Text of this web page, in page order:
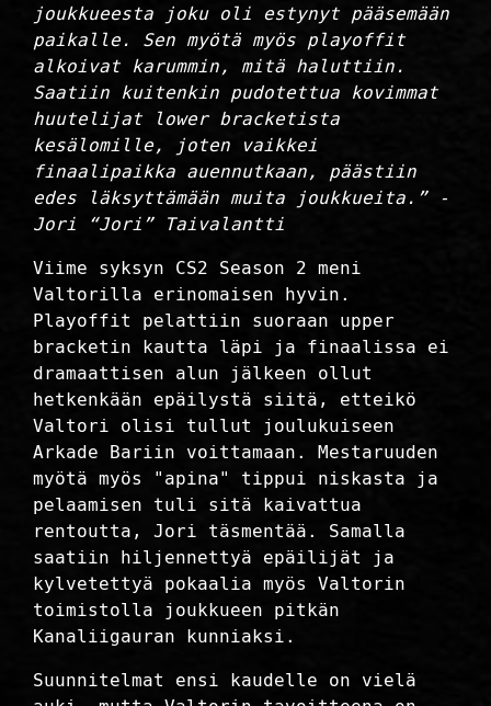
joukkueesta joku oli estynyt pääsemään
paikalle. Sen myötä myös playoffit
alkoivat karummin, mitä haluttiin.
Saatiin kuitenkin pudotettua kovimmat
huutelijat lower bracketista
kesälomille, joten vaikkei
finaalipaikka auennutkaan, päästiin
edes läksyttämään muita joukkueita.” -
Jori “Jori” Taivalantti
Viime syksyn CS2 Season 2 meni
Valtorilla erinomaisen hyvin.
Playoffit pelattiin suoraan upper
bracketin kautta läpi ja finaalissa ei
dramaattisen alun jälkeen ollut
hetkenkään epäilystä siitä, etteikö
Valtori olisi tullut joulukuiseen
Arkade Bariin voittamaan. Mestaruuden
myötä myös "apina" tippui niskasta ja
pelaamisen tuli sitä kaivattua
rentoutta, Jori täsmentää. Samalla
saatiin hiljennettyä epäilijät ja
kylvetettyä pokaalia myös Valtorin
toimistolla joukkueen pitkän
Kanaliigauran kunniaksi.
Suunnitelmat ensi kaudelle on vielä